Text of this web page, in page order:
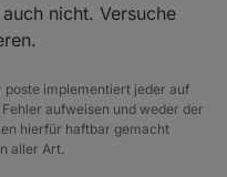
nicht. Versuche
poste implementiert jeder auf
aufweisen und weder der
hierfür haftbar gemacht
aller Art.